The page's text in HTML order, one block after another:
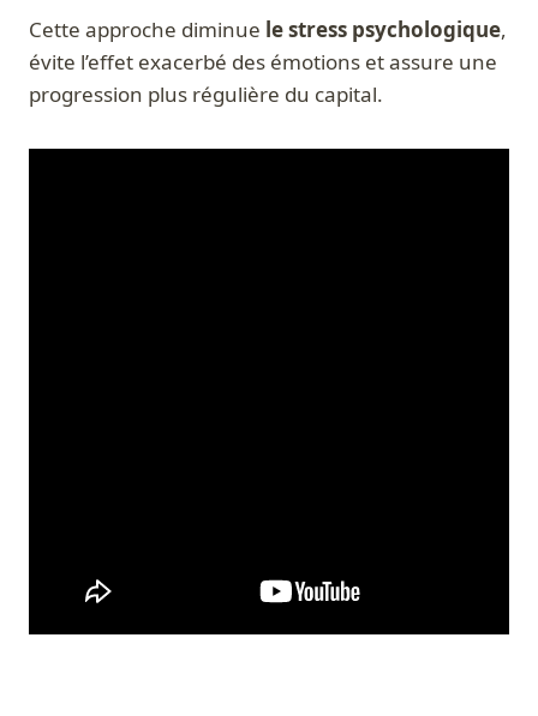
Cette approche diminue le stress psychologique,
évite l’effet exacerbé des émotions et assure une
progression plus régulière du capital.